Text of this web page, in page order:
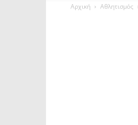
Αρχική Αθλητισμός